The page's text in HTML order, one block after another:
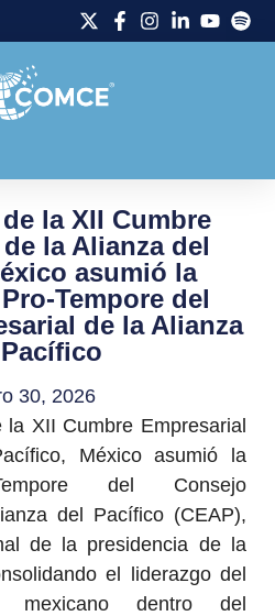
la XII Cumbre
la Alianza del
asumió la
Tempore del
de la Alianza
30, 2026
la XII Cumbre Empresarial
México asumió la
del Consejo
del Pacífico (CEAP),
de la presidencia de la
el liderazgo del
mexicano dentro del